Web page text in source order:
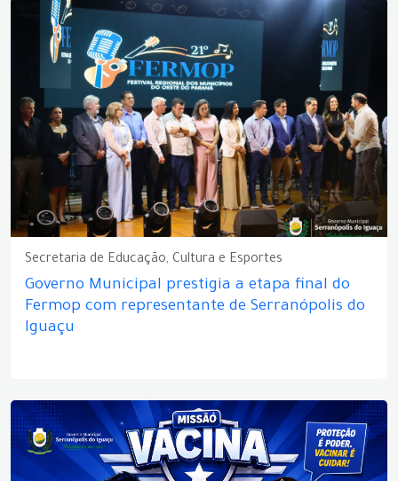
Secretaria de Educação, Cultura e Esportes
Governo Municipal prestigia a etapa final do
Fermop com representante de Serranópolis do
Iguaçu